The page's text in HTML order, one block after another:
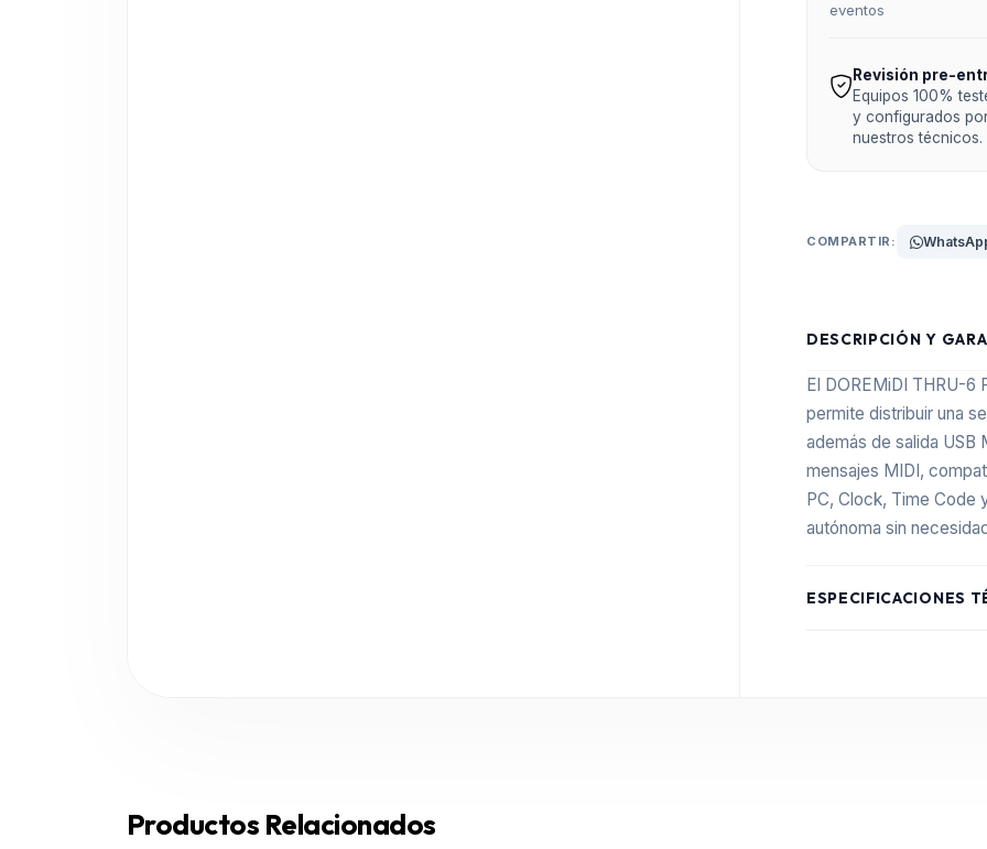
eventos
Revisión pre-
Equipos 100%
y configurados
nuestros técnicos.
COMPARTIR:
DESCRIPCIÓN Y
El DOREMiDI THRU-6
permite distribuir una
además de salida USB
mensajes MIDI,
PC, Clock, Time Code
autónoma sin
ESPECIFICACIONES
Productos Relacionados